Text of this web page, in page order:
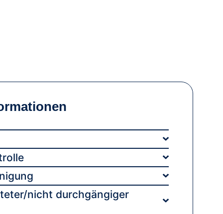
nicht durchgängiger